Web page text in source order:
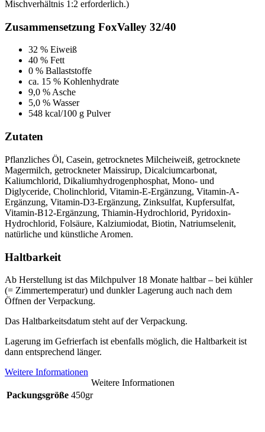
Mischverhältnis 1:2 erforderlich.)
Zusammensetzung FoxValley 32/40
32 % Eiweiß
40 % Fett
0 % Ballaststoffe
ca. 15 % Kohlenhydrate
9,0 % Asche
5,0 % Wasser
548 kcal/100 g Pulver
Zutaten
Pflanzliches Öl, Casein, getrocknetes Milcheiweiß, getrocknete
Magermilch, getrockneter Maissirup, Dicalciumcarbonat,
Kaliumchlorid, Dikaliumhydrogenphosphat, Mono- und
Diglyceride, Cholinchlorid, Vitamin-E-Ergänzung, Vitamin-A-
Ergänzung, Vitamin-D3-Ergänzung, Zinksulfat, Kupfersulfat,
Vitamin-B12-Ergänzung, Thiamin-Hydrochlorid, Pyridoxin-
Hydrochlorid, Folsäure, Kalziumiodat, Biotin, Natriumselenit,
natürliche und künstliche Aromen.
Haltbarkeit
Ab Herstellung ist das Milchpulver 18 Monate haltbar – bei kühler
(= Zimmertemperatur) und dunkler Lagerung auch nach dem
Öffnen der Verpackung.
Das Haltbarkeitsdatum steht auf der Verpackung.
Lagerung im Gefrierfach ist ebenfalls möglich, die Haltbarkeit ist
dann entsprechend länger.
Weitere Informationen
Weitere Informationen
Packungsgröße 450gr